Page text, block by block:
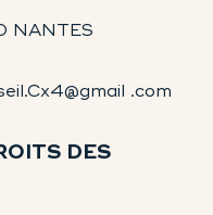
NANTES
.com
DES